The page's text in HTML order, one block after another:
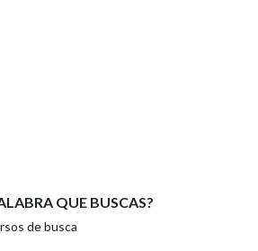
rectificación, oposición e cancelación dos
en contacto connosco.
condicións da política de
aparece na imaxe:
QUE BUSCAS?
de busca